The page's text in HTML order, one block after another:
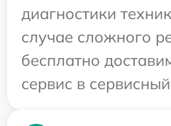
диагностики
случае сложного
бесплатно
сервис в